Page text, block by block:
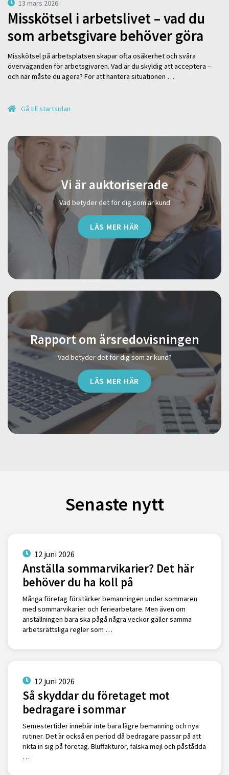
13 mars 2026
Misskötsel i arbetslivet – vad du
som arbetsgivare behöver göra
Misskötsel på arbetsplatsen skapar ofta osäkerhet och svåra
överväganden för arbetsgivaren. Vad är du skyldig att acceptera –
och när måste du agera? För att hantera situationen …
Gå till startsidan
Vi är auktoriserade
Vad betyder det för dig som är kund
LÄS MER HÄR
Rapport om årsredovisningen
Vad betyder det för dig som är kund?
LÄS MER HÄR
Senaste nytt
12 juni 2026
Anställa sommarvikarier? Det här
behöver du ha koll på
Många företag förstärker bemanningen under sommaren
med sommarvikarier och feriearbetare. Men även om
anställningen bara ska pågå några veckor gäller samma
arbetsrättsliga regler som …
12 juni 2026
Så skyddar du företaget mot
bedragare i sommar
Semestertider innebär inte bara lägre bemanning och nya
rutiner. Det är också en period då bedragare passar på att
rikta in sig på företag. Bluffakturor, falska mejl och påstådda
…